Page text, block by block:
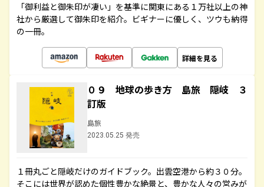
「御利益と御朱印が凄い」を基準に関東にある１万社以上の神
社から厳選して御朱印を紹介。ビギナーに優しく、ツウも納得
の一冊。
詳細を見る
０９ 地球の歩き方 島旅 隠岐 ３
訂版
島旅
2023.05.25 発売
１冊丸ごと隠岐だけのガイドブック。出雲空港から約３０分。
そこには世界が認めた個性豊かな絶景と、豊かな人々の営みが